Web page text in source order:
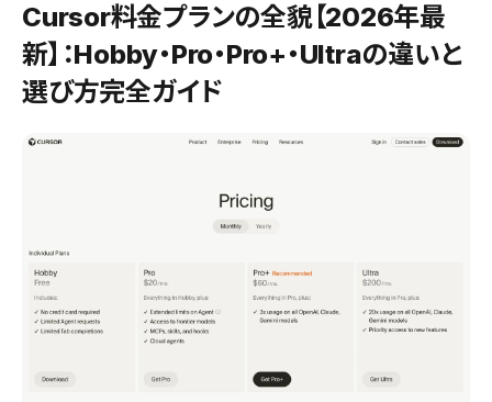
Cursor料金プランの全貌【2026年最
新】：Hobby・Pro・Pro+・Ultraの違いと
選び方完全ガイド